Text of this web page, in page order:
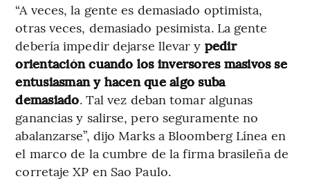
“A veces, la gente es demasiado optimista,
otras veces, demasiado pesimista. La gente
debería impedir dejarse llevar y pedir
orientación cuando los inversores masivos se
entusiasman y hacen que algo suba
demasiado. Tal vez deban tomar algunas
ganancias y salirse, pero seguramente no
abalanzarse”, dijo Marks a Bloomberg Línea en
el marco de la cumbre de la firma brasileña de
corretaje XP en Sao Paulo.